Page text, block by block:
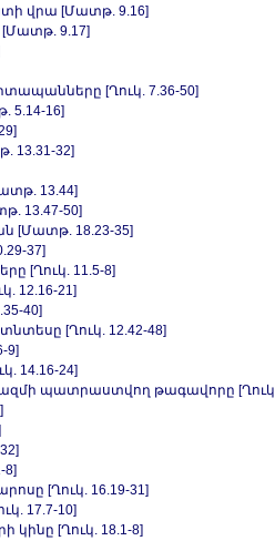
վրա [Մատթ. 9.16]
9.17]
[Ղուկ. 7.36-50]
16]
32]
13.44]
13.47-50]
18.23-35]
37]
[Ղուկ. 11.5-8]
12.16-21]
40]
[Ղուկ. 12.42-48]
9]
14.16-24]
պատրաստվող թագավորը [Ղուկ.
8]
[Ղուկ. 16.19-31]
17.7-10]
[Ղուկ. 18.1-8]